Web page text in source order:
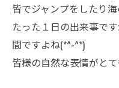
皆でジャンプをしたり
たった１日の出来事で
間ですよね(*^-^*)
皆様の自然な表情がと